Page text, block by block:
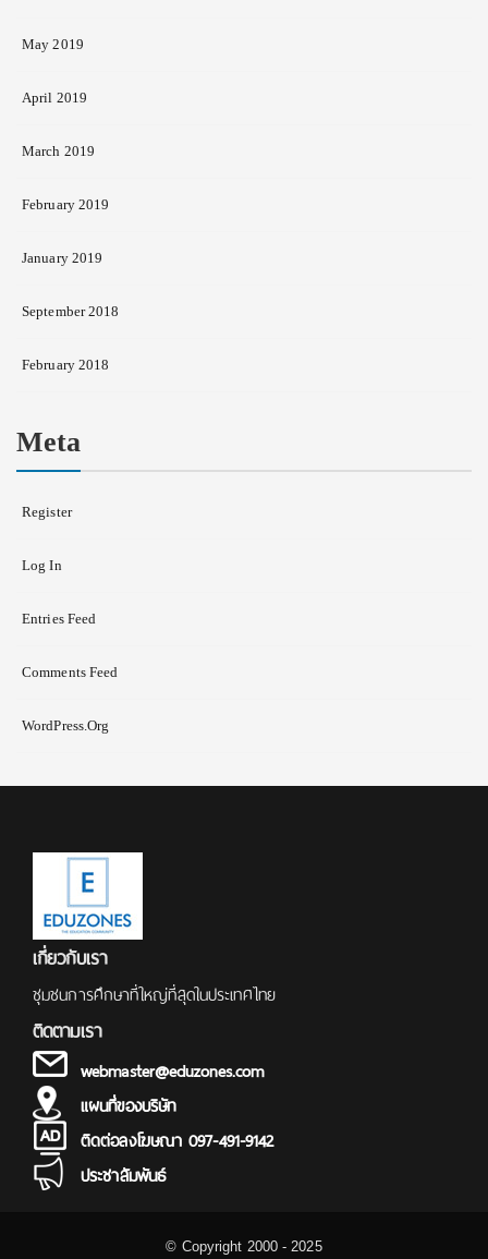
May 2019
April 2019
March 2019
February 2019
January 2019
September 2018
February 2018
Meta
Register
Log In
Entries Feed
Comments Feed
WordPress.org
เกี่ยวกับเรา
ชุมชนการศึกษาที่ใหญ่ที่สุดในประเทศไทย
ติดตามเรา
webmaster@eduzones.com
แผนที่ของบริษัท
ติดต่อลงโฆษณา 097-491-9142
ประชาสัมพันธ์
© Copyright 2000 - 2025